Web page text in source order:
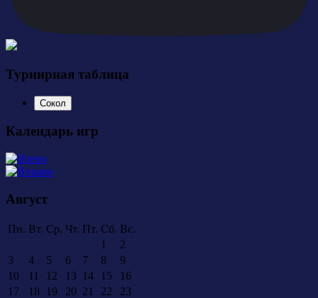
Турнирная таблица
Сокол
Календарь игр
Август
Пн. Вт. Ср. Чт. Пт. Сб. Вс.
1
2
3
4 5 6 7 8
9
10
11 12 13 14 15
16
17
18 19 20 21 22
23